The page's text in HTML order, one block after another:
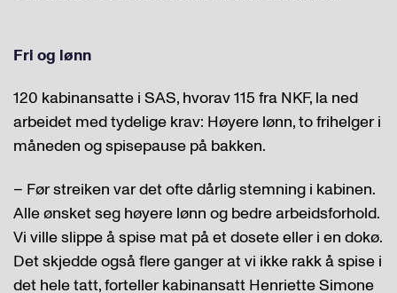
Fri og lønn
120 kabinansatte i SAS, hvorav 115 fra NKF, la ned
arbeidet med tydelige krav: Høyere lønn, to frihelger i
måneden og spisepause på bakken.
– Før streiken var det ofte dårlig stemning i kabinen.
Alle ønsket seg høyere lønn og bedre arbeidsforhold.
Vi ville slippe å spise mat på et dosete eller i en dokø.
Det skjedde også flere ganger at vi ikke rakk å spise i
det hele tatt, forteller kabinansatt Henriette Simone